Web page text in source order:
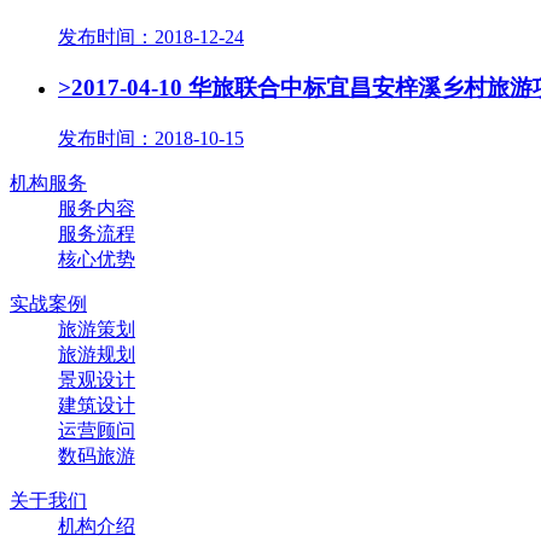
发布时间：2018-12-24
>2017-04-10 华旅联合中标宜昌安梓溪乡村旅游
发布时间：2018-10-15
机构服务
服务内容
服务流程
核心优势
实战案例
旅游策划
旅游规划
景观设计
建筑设计
运营顾问
数码旅游
关于我们
机构介绍